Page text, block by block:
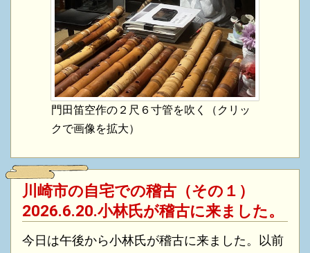
門田笛空作の２尺６寸管を吹く（クリッ
クで画像を拡大）
川崎市の自宅での稽古（その１）
2026.6.20.小林氏が稽古に来ました。
今日は午後から小林氏が稽古に来ました。以前